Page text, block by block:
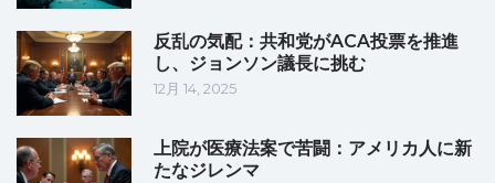
反乱の気配：共和党がACA投票を推進
し、ジョンソン議長に挑む
12月 14, 2025
上院が医療法案で苦闘：アメリカ人に新
たなジレンマ